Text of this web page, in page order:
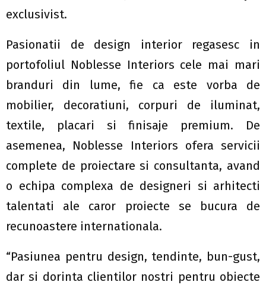
exclusivist.
Pasionatii de design interior regasesc in
portofoliul Noblesse Interiors cele mai mari
branduri din lume, fie ca este vorba de
mobilier, decoratiuni, corpuri de iluminat,
textile, placari si finisaje premium. De
asemenea, Noblesse Interiors ofera servicii
complete de proiectare si consultanta, avand
o echipa complexa de designeri si arhitecti
talentati ale caror proiecte se bucura de
recunoastere internationala.
“Pasiunea pentru design, tendinte, bun-gust,
dar si dorinta clientilor nostri pentru obiecte